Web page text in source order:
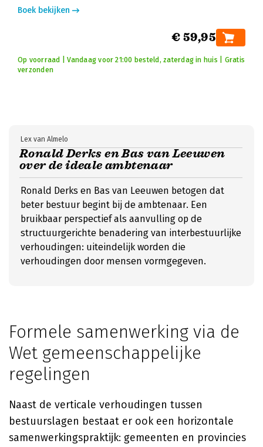
Boek bekijken
€ 59,95
Op voorraad | Vandaag voor 21:00 besteld, zaterdag in huis | Gratis
verzonden
Ronald Derks en Bas van Leeuwen
over de ideale ambtenaar
Lex van Almelo
Ronald Derks en Bas van Leeuwen betogen dat
beter bestuur begint bij de ambtenaar. Een
bruikbaar perspectief als aanvulling op de
structuurgerichte benadering van interbestuurlijke
verhoudingen: uiteindelijk worden die
verhoudingen door mensen vormgegeven.
Formele samenwerking via de
Wet gemeenschappelijke
regelingen
Naast de verticale verhoudingen tussen
bestuurslagen bestaat er ook een horizontale
samenwerkingspraktijk: gemeenten en provincies